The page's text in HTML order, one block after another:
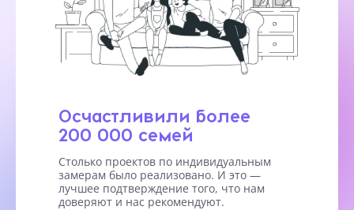
Осчастливили более
200 000 семей
Столько проектов по индивидуальным
замерам было реализовано. И это —
лучшее подтверждение того, что нам
доверяют и нас рекомендуют.